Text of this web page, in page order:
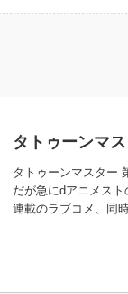
タトゥーンマ
タトゥーンマスター
だが急にdアニメス
連載のラブコメ、同